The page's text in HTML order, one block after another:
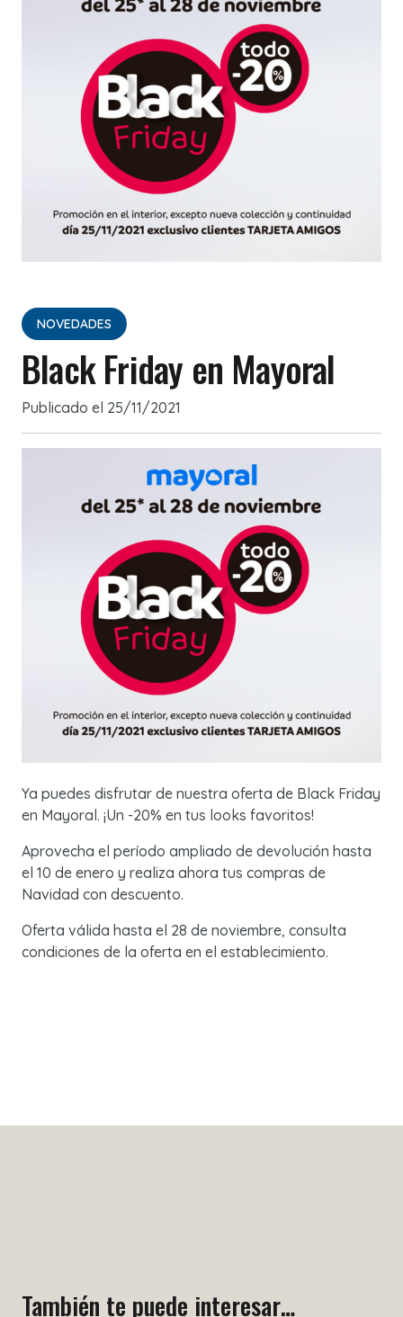
NOVEDADES
Black Friday en Mayoral
Publicado el 25/11/2021
Ya puedes disfrutar de nuestra oferta de Black Friday
en Mayoral. ¡Un -20% en tus looks favoritos!
Aprovecha el período ampliado de devolución hasta
el 10 de enero y realiza ahora tus compras de
Navidad con descuento.
Oferta válida hasta el 28 de noviembre, consulta
condiciones de la oferta en el establecimiento.
También te puede interesar…